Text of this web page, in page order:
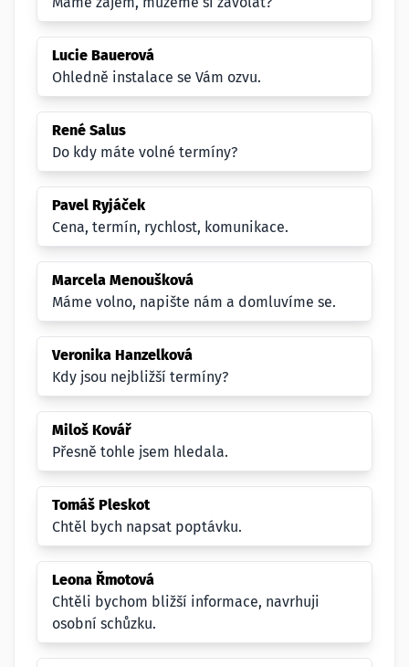
Lucie Bauerová
Ohledně instalace se Vám ozvu.
René Salus
Do kdy máte volné termíny?
Pavel Ryjáček
Cena, termín, rychlost, komunikace.
Marcela Menoušková
Máme volno, napište nám a domluvíme se.
Veronika Hanzelková
Kdy jsou nejbližší termíny?
Miloš Kovář
Přesně tohle jsem hledala.
Tomáš Pleskot
Chtěl bych napsat poptávku.
Leona Řmotová
Chtěli bychom bližší informace, navrhuji
osobní schůzku.